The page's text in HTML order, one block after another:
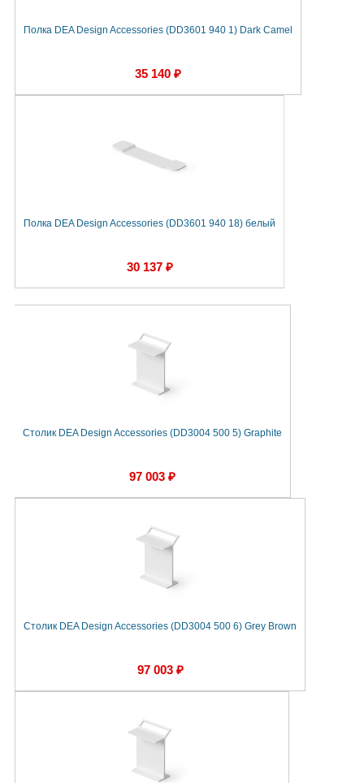
Полка DEA Design Accessories (DD3601 940 1) Dark Camel
35 140 ₽
Полка DEA Design Accessories (DD3601 940 18) белый
30 137 ₽
Столик DEA Design Accessories (DD3004 500 5) Graphite
97 003 ₽
Столик DEA Design Accessories (DD3004 500 6) Grey Brown
97 003 ₽